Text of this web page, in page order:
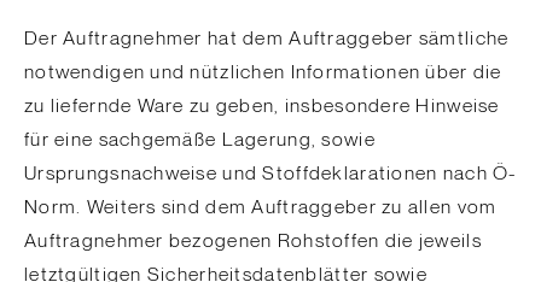
Der Auftragnehmer hat dem Auftraggeber sämtliche
notwendigen und nützlichen Informationen über die
zu liefernde Ware zu geben, insbesondere Hinweise
für eine sachgemäße Lagerung, sowie
Ursprungsnachweise und Stoffdeklarationen nach Ö-
Norm. Weiters sind dem Auftraggeber zu allen vom
Auftragnehmer bezogenen Rohstoffen die jeweils
letztgültigen Sicherheitsdatenblätter sowie